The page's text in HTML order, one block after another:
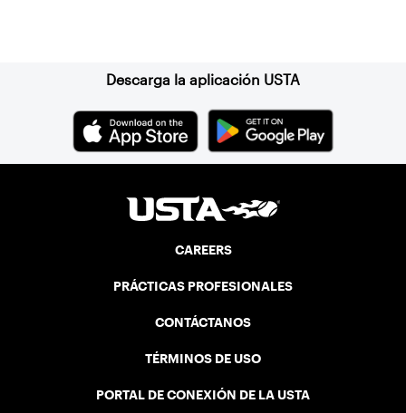
Descarga la aplicación USTA
CAREERS
PRÁCTICAS PROFESIONALES
CONTÁCTANOS
TÉRMINOS DE USO
PORTAL DE CONEXIÓN DE LA USTA